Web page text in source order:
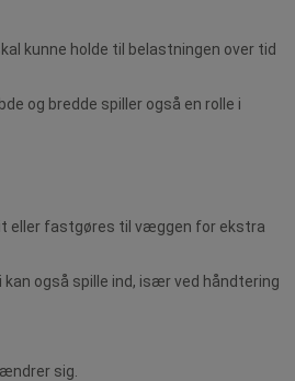
kunne holde til belastningen over tid
og bredde spiller også en rolle i
eller fastgøres til væggen for ekstra
også spille ind, især ved håndtering
sig.